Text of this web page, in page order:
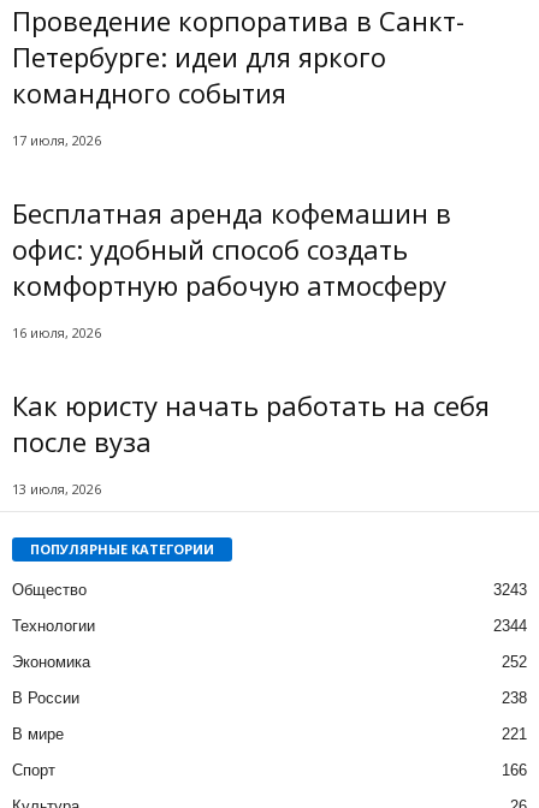
Проведение корпоратива в Санкт-
Петербурге: идеи для яркого
командного события
17 июля, 2026
Бесплатная аренда кофемашин в
офис: удобный способ создать
комфортную рабочую атмосферу
16 июля, 2026
Как юристу начать работать на себя
после вуза
13 июля, 2026
ПОПУЛЯРНЫЕ КАТЕГОРИИ
Общество
3243
Технологии
2344
Экономика
252
В России
238
В мире
221
Спорт
166